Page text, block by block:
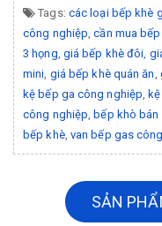
Tags: các loại bếp khè
công nghiệp,cần mua
3 họng, giá bếp khè đôi,
mini, giá bếp khè quán ăn,
kệ bếp ga công nghiệp,
công nghiệp, bếp khò
bếp khè, van bếp gas
SẢN